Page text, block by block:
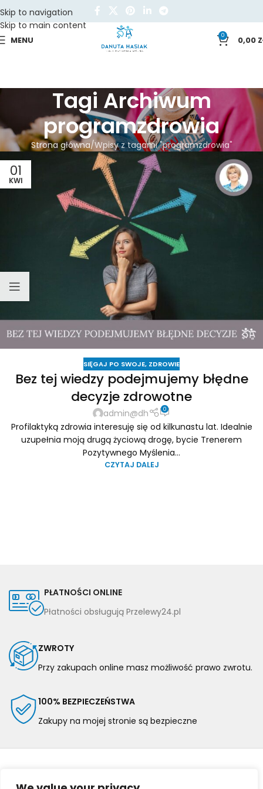
Skip to navigation
Skip to main content
MENU 0 0,00
Tagi Archiwum
programzdrowia
Strona główna Wpisy z tagami "programzdrowia"
01
KWI
SIĘGAJ PO SWOJE, ZDROWIE
Bez tej wiedzy podejmujemy błędne
decyzje zdrowotne
admin@dh 0
Profilaktyką zdrowia interesuję się od kilkunastu lat. Idealnie
uzupełnia moją drugą życiową drogę, bycie Trenerem
Pozytywnego Myślenia...
CZYTAJ DALEJ
PŁATNOŚCI ONLINE
Płatności obsługują Przelewy24.pl
ZWROTY
Przy zakupach online masz możliwość prawo zwrotu.
100% BEZPIECZEŃSTWA
Zakupy na mojej stronie są bezpieczne